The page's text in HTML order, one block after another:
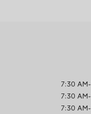
7:30 AM -
7:30 AM -
7:30 AM -